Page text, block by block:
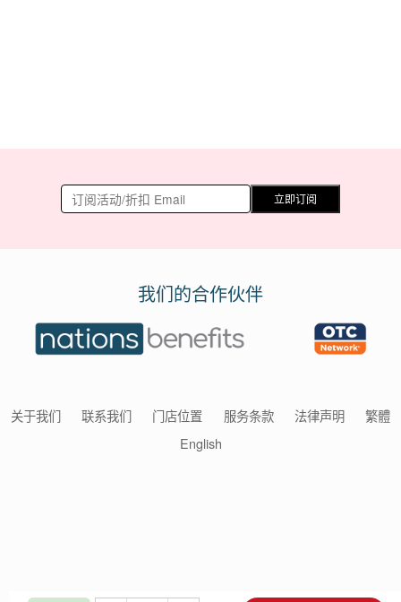
立即订阅
我们的合作伙伴
关于我们 联系我们 门店位置 服务条款 法律声明
繁體
English